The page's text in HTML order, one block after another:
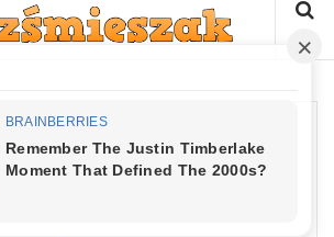
Do Bacy Pewien